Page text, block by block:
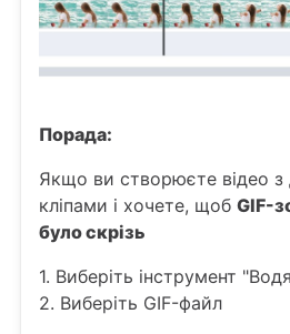
Порада:
Якщо ви створюєте відео з
кліпами і хочете, щоб GIF-
було скрізь
1. Виберіть інструмент
2. Виберіть GIF-файл